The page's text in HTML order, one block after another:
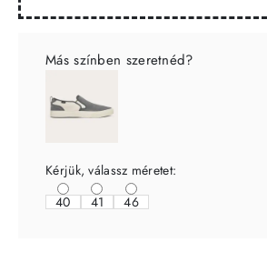
Más színben szeretnéd?
Kérjük, válassz méretet:
40
41 46